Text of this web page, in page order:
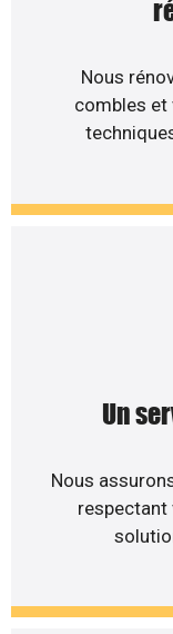
Nous
combles et
Un
Nous
respectant